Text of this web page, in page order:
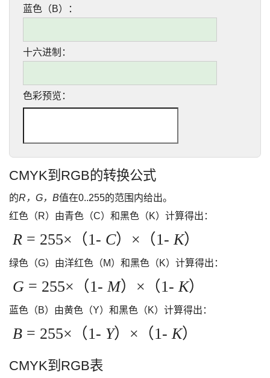
蓝色（B）：
十六进制：
色彩预览：
CMYK到RGB的转换公式
的R，G，B值在0..255的范围内给出。
红色（R）由青色（C）和黑色（K）计算得出：
R = 255×（1- C）×（1-K）
绿色（G）由洋红色（M）和黑色（K）计算得出：
G = 255×（1-M）×（1-K）
蓝色（B）由黄色（Y）和黑色（K）计算得出：
B = 255×（1- Y）×（1-K）
CMYK到RGB表